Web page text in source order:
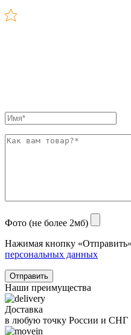
Фото (не более 2мб)
Нажимая кнопку
персональных данных
Отправить
Наши преимущества
Доставка
в любую точку России и СНГ